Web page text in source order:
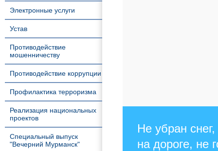
Электронные услуги
Устав
Противодействие
мошенничеству
Противодействие коррупции
Профилактика терроризма
Реализация национальных
проектов
Специальный выпуск
"Вечерний Мурманск"
Не убран
на дороге, не